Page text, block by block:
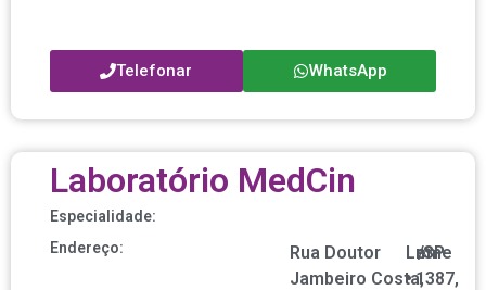
Telefonar WhatsApp
Laboratório MedCin
Especialidade:
Endereço:
Rua Doutor
Jambeiro Costa,
nº
1387,
/
Leme
•
SP